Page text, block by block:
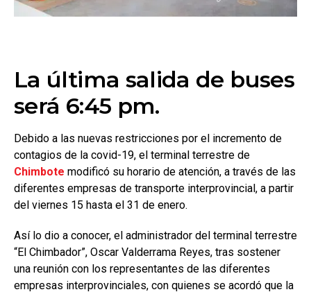
La última salida de buses
será 6:45 pm.
Debido a las nuevas restricciones por el incremento de
contagios de la covid-19, el terminal terrestre de
Chimbote modificó su horario de atención, a través de las
diferentes empresas de transporte interprovincial, a partir
del viernes 15 hasta el 31 de enero.
Así lo dio a conocer, el administrador del terminal terrestre
“El Chimbador”, Oscar Valderrama Reyes, tras sostener
una reunión con los representantes de las diferentes
empresas interprovinciales, con quienes se acordó que la